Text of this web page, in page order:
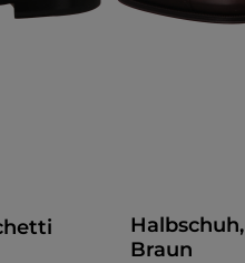
Braun